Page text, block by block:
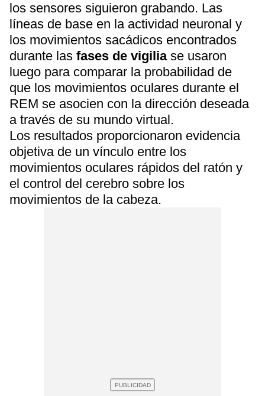
los sensores siguieron grabando. Las
líneas de base en la actividad neuronal y
los movimientos sacádicos encontrados
durante las fases de vigilia se usaron
luego para comparar la probabilidad de
que los movimientos oculares durante el
REM se asocien con la dirección deseada
a través de su mundo virtual.
Los resultados proporcionaron evidencia
objetiva de un vínculo entre los
movimientos oculares rápidos del ratón y
el control del cerebro sobre los
movimientos de la cabeza.